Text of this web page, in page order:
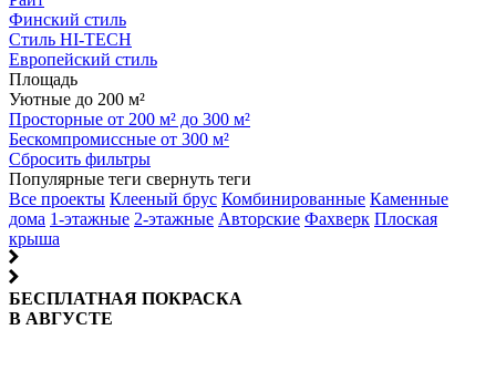
Финский стиль
Стиль HI-TECH
Европейский стиль
Площадь
Уютные до 200 м²
Просторные от 200 м² до 300 м²
Бескомпромиссные от 300 м²
Сбросить фильтры
Популярные теги свернуть теги
Все проекты Клееный брус Комбинированные Каменные
дома 1-этажные 2-этажные Авторские Фахверк Плоская
крыша
БЕСПЛАТНАЯ ПОКРАСКА
В АВГУСТЕ